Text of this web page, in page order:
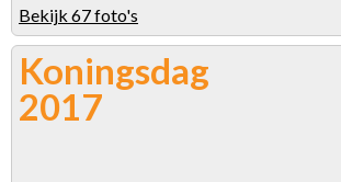
Bekijk 67 foto's
Koningsdag
2017